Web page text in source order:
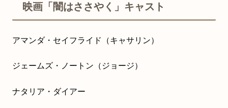
映画「闇はささやく」キャスト
アマンダ・セイフライド（キャサリン）
ジェームズ・ノートン（ジョージ）
ナタリア・ダイアー